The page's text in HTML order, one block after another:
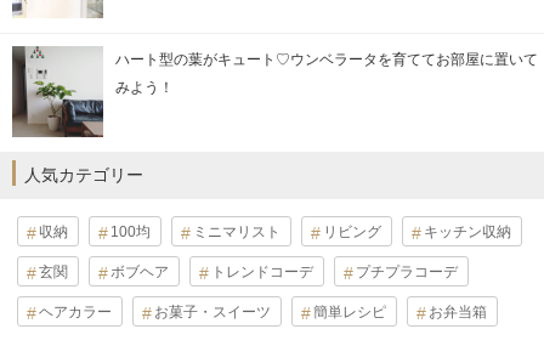
ハート型の葉がキュート♡ウンベラータを育ててお部屋に置いて
みよう！
人気カテゴリー
収納 100均 ミニマリスト リビング キッチン収納
玄関 ボブヘア トレンドコーデ プチプラコーデ
ヘアカラー お菓子・スイーツ 簡単レシピ お弁当箱